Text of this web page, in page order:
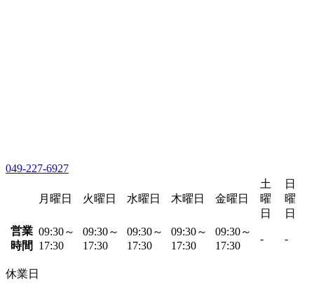
049-227-6927
月曜日 火曜日 水曜日 木曜日 金曜日
土
曜
日
日
曜
日
営業
時間
09:30～
17:30
09:30～
17:30
09:30～
17:30
09:30～
17:30
09:30～
17:30
- -
休業日